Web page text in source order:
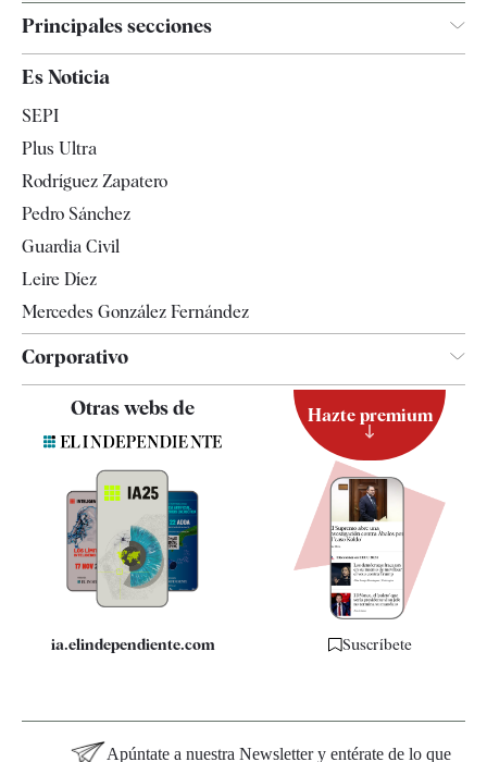
Principales secciones
Televisión
Es Noticia
SEPI
Plus Ultra
Rodríguez Zapatero
Pedro Sánchez
Guardia Civil
Leire Díez
Mercedes González Fernández
Corporativo
Quiénes somos
Especificaciones
Otras webs de
ia.elindependiente.com
Hazte premium
Suscríbete
Apúntate a nuestra Newsletter y entérate de lo que